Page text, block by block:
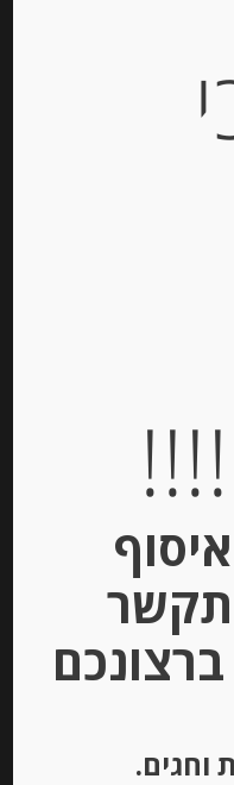
לואיק”
וחגים.